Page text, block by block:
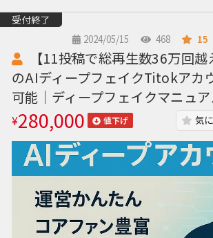
受付終了
2024/05/15
468 15
【11投稿で総再生数36万回
のAIディープフェイクTitokアカ
可能｜ディープフェイクマニュ
¥280,000 値下げ 気